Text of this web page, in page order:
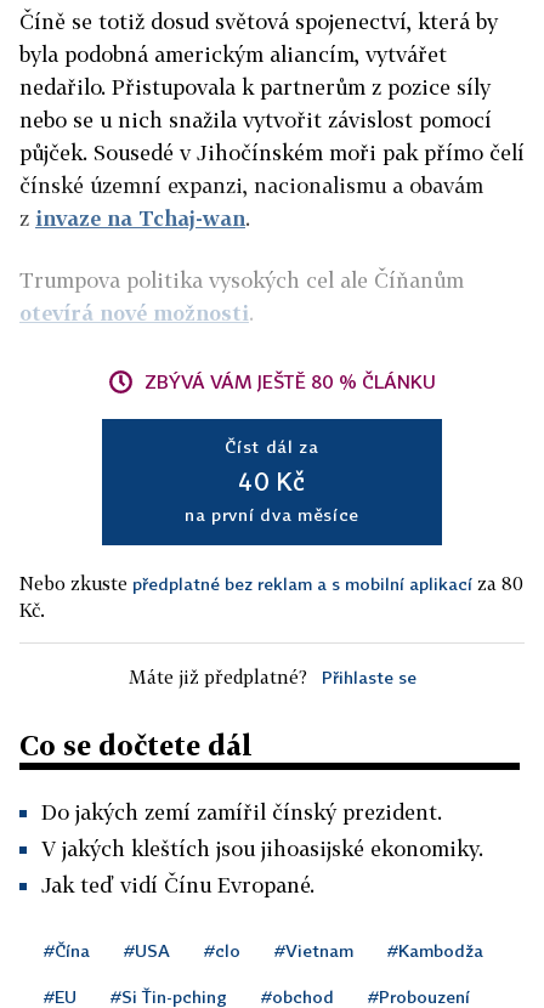
Číně se totiž dosud světová spojenectví, která by
byla podobná americkým aliancím, vytvářet
nedařilo. Přistupovala k partnerům z pozice síly
nebo se u nich snažila vytvořit závislost pomocí
půjček. Sousedé v Jihočínském moři pak přímo čelí
čínské územní expanzi, nacionalismu a obavám
z invaze na Tchaj-wan.
Trumpova politika vysokých cel ale Číňanům
otevírá nové možnosti.
ZBÝVÁ VÁM JEŠTĚ 80 % ČLÁNKU
Číst dál za
40 Kč
na první dva měsíce
Nebo zkuste předplatné bez reklam a s mobilní aplikací za 80
Kč.
Máte již předplatné? Přihlaste se
Co se dočtete dál
Do jakých zemí zamířil čínský prezident.
V jakých kleštích jsou jihoasijské ekonomiky.
Jak teď vidí Čínu Evropané.
#Čína #USA #clo #Vietnam #Kambodža
#EU #Si Ťin-pching #obchod #Probouzení